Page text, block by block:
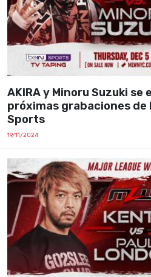
AKIRA y Minoru Suzuki
próximas grabaciones de
Sports
19/11/2024